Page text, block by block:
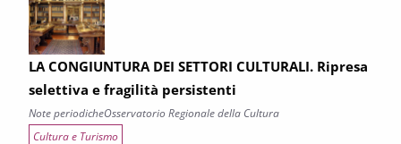
LA CONGIUNTURA DEI SETTORI CULTURALI. Ripresa
selettiva e fragilità persistenti
Note periodicheOsservatorio Regionale della Cultura
Cultura e Turismo